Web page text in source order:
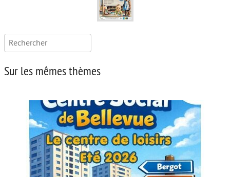
Rechercher :
Sur les mêmes thèmes